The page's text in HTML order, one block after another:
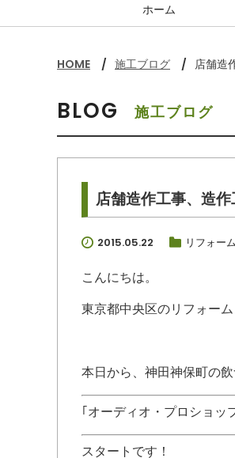
ホーム
HOME 施工ブログ 店舗造
BLOG 施工ブログ
店舗造作工事、造
2015.05.22 リフォー
こんにちは。
東京都中央区のリフォー
本日から、神田神保町の
｢オーディオ・プロショッ
スタートです！